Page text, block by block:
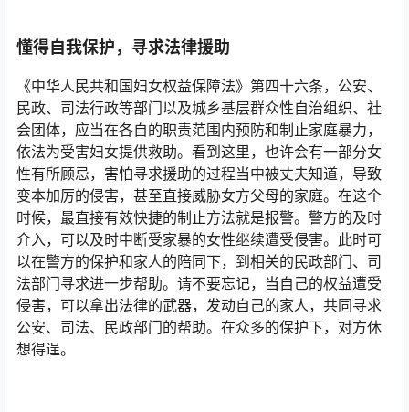
懂得自我保护，寻求法律援助
《中华人民共和国妇女权益保障法》第四十六条，公安、
民政、司法行政等部门以及城乡基层群众性自治组织、社
会团体，应当在各自的职责范围内预防和制止家庭暴力，
依法为受害妇女提供救助。看到这里，也许会有一部分女
性有所顾忌，害怕寻求援助的过程当中被丈夫知道，导致
变本加厉的侵害，甚至直接威胁女方父母的家庭。在这个
时候，最直接有效快捷的制止方法就是报警。警方的及时
介入，可以及时中断受家暴的女性继续遭受侵害。此时可
以在警方的保护和家人的陪同下，到相关的民政部门、司
法部门寻求进一步帮助。请不要忘记，当自己的权益遭受
侵害，可以拿出法律的武器，发动自己的家人，共同寻求
公安、司法、民政部门的帮助。在众多的保护下，对方休
想得逞。